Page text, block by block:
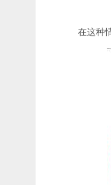
在这种